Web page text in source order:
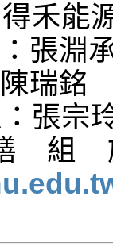
禾能
張淵
瑞銘
張宗
組